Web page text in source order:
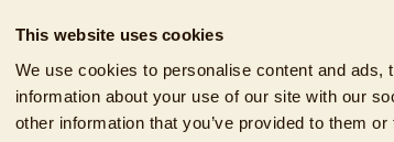
This website uses cookies
We use cookies to personalise content and
information about your use of our site with our
other information that you’ve provided to them